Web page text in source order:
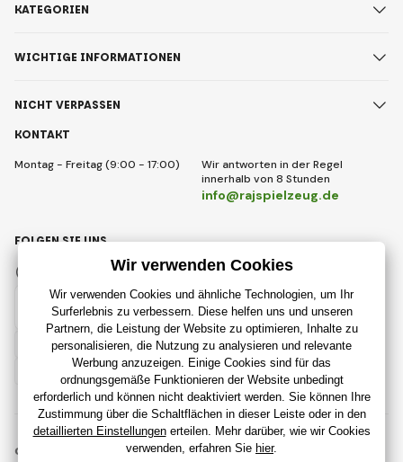
KONTAKT
Montag - Freitag (9:00 - 17:00)
Wir antworten in der Regel
innerhalb von 8 Stunden
info@rajspielzeug.de
KATEGORIEN
WICHTIGE INFORMATIONEN
NICHT VERPASSEN
Deutsch
FOLGEN SIE UNS
Instagram
© 2018 - 2026 RajSpielzeug.de, Alle Rechte vorbehalten